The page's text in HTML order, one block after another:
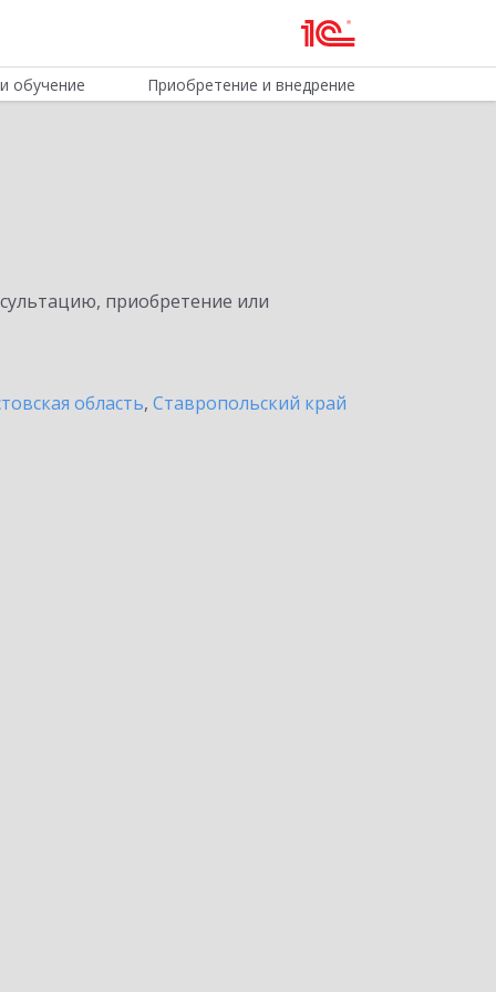
обучение Приобретение и внедрение
приобретение или
область, Ставропольский край